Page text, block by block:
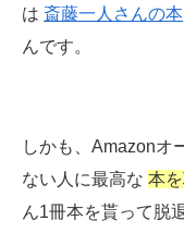
は 斎藤一人さんの本
んです。
しかも、Amazonオ
ない人に最高な 本
ん1冊本を貰って脱